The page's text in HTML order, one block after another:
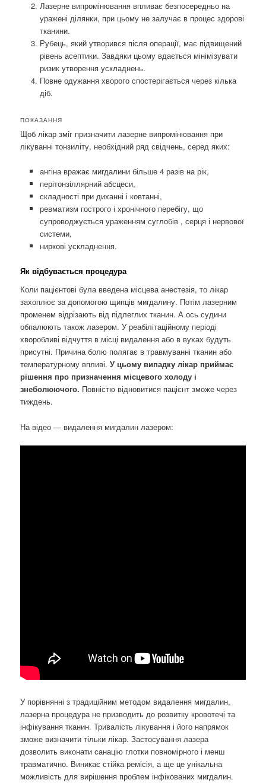
Лазерне випромінювання впливає безпосередньо на
уражені ділянки, при цьому не залучає в процес здорові
тканини.
Рубець, який утворився після операції, має підвищений
рівень асептики. Завдяки цьому вдається мінімізувати
ризик утворення ускладнень.
Повне одужання хворого спостерігається через кілька
діб.
ПОКАЗАННЯ
Щоб лікар зміг призначити лазерне випромінювання при
лікуванні тонзиліту, необхідний ряд свідчень, серед яких:
ангіна вражає мигдалини більше 4 разів на рік,
перітонзіллярний абсцеси,
складності при диханні і ковтанні,
ревматизм гострого і хронічного перебігу, що
супроводжується ураженням суглобів , серця і нервової
системи,
ниркові ускладнення.
Як відбувається процедура
Коли пацієнтові була введена місцева анестезія, то лікар
захоплює за допомогою щипців мигдалину. Потім лазерним
променем відрізають від підлеглих тканин. А ось судини
обпалюють також лазером. У реабілітаційному періоді
хворобливі відчуття в місці видалення або в вухах будуть
присутні. Причина болю полягає в травмуванні тканин або
температурному впливі.У цьому випадку лікар приймає
рішення про призначення місцевого холоду і
знеболюючого. Повністю відновитися пацієнт зможе через
тиждень.
На відео — видалення мигдалин лазером:
У порівнянні з традиційним методом видалення мигдалин,
лазерна процедура не призводить до розвитку кровотечі та
інфікування тканин. Тривалість лікування і його напрямок
зможе визначити тільки лікар. Застосування лазера
дозволить виконати санацію глотки повномірного і менш
травматично. Виникає стійка ремісія, а ще це унікальна
можливість для вирішення проблем інфікованих мигдалин.